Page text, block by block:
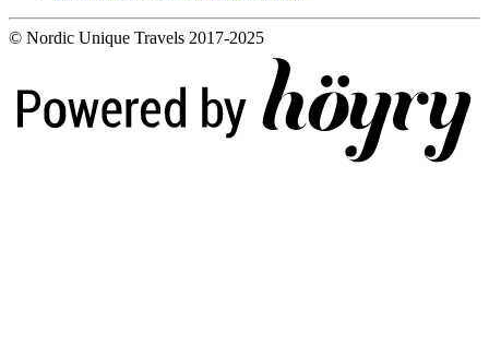
© Nordic Unique Travels 2017-2025